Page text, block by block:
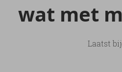
wat met
Laatst